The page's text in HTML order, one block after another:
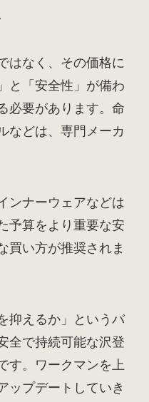
はなく、その価格に
と「安全性」が備わ
必要があります。命
などは、専門メーカ
ンナーウェアなどは
予算をより重要な安
買い方が推奨されま
抑えるか」というバ
全で持続可能な沢登
す。ワークマンを上
ップデートしていき